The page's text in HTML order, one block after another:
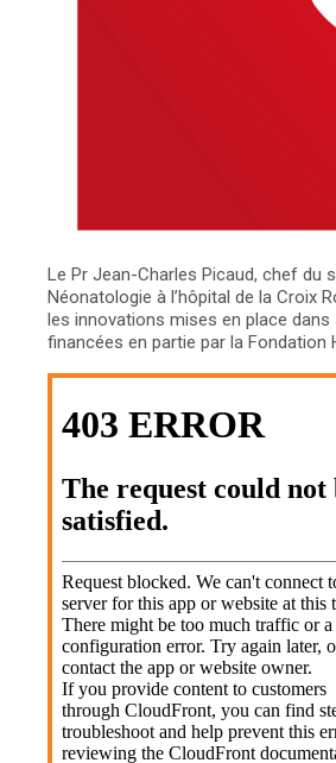
Le Pr Jean-Charles Picaud, chef du
Néonatologie à l’hôpital de la Croix
les innovations mises en place
financées en partie par la Fondation